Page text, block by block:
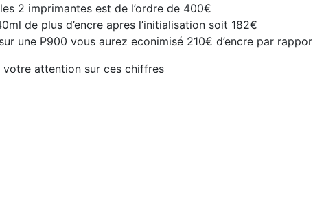
2 imprimantes est de l’ordre de 400€
de plus d’encre apres l’initialisation soit 182€
une P900 vous aurez econimisé 210€ d’encre par
votre attention sur ces chiffres